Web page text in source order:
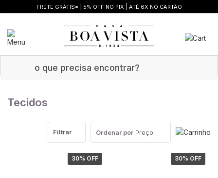
FRETE GRÁTIS* 5% OFF NO PIX ATÉ 6X NO CARTÃO
Tecidos
Filtrar Ordenar por Preço
30% OFF 30% OFF